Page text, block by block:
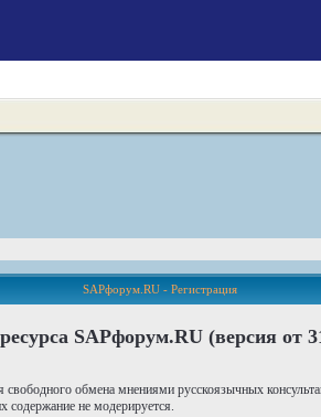
SAPфорум.RU - Регистрация
SAPфорум.RU (версия от
обмена мнениями русскоязычных
содержание не модерируется.